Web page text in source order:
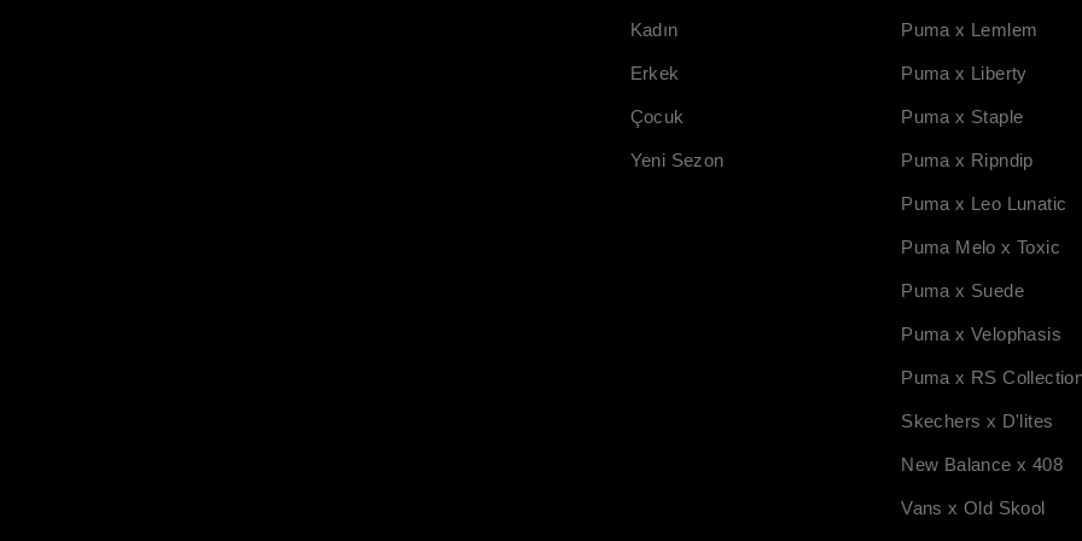
Kadın
Erkek
Çocuk
Yeni Sezon
Puma x Lemlem
Puma x Liberty
Puma x Staple
Puma x Ripndip
Puma x Leo Lunatic
Puma Melo x Toxic
Puma x Suede
Puma x Velophasis
Puma x RS
Skechers x D'lites
New Balance x 408
Vans x Old Skool